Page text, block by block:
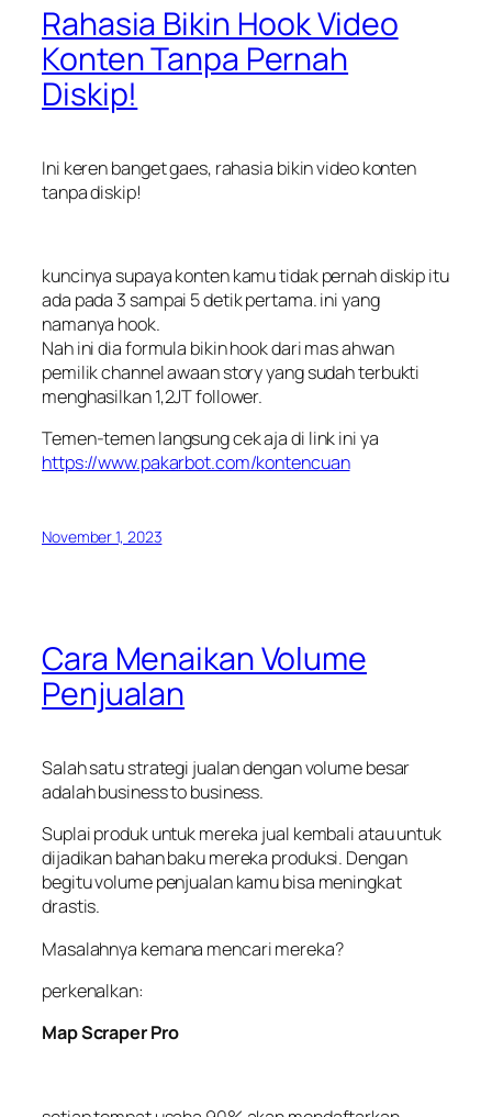
Rahasia Bikin Hook Video
Konten Tanpa Pernah
Diskip!
Ini keren banget gaes, rahasia bikin video konten
tanpa diskip!
kuncinya supaya konten kamu tidak pernah diskip itu
ada pada 3 sampai 5 detik pertama. ini yang
namanya hook.
Nah ini dia formula bikin hook dari mas ahwan
pemilik channel awaan story yang sudah terbukti
menghasilkan 1,2JT follower.
Temen-temen langsung cek aja di link ini ya
https://www.pakarbot.com/kontencuan
November 1, 2023
Cara Menaikan Volume
Penjualan
Salah satu strategi jualan dengan volume besar
adalah business to business.
Suplai produk untuk mereka juaI kembali atau untuk
dijadikan bahan baku mereka produksi. Dengan
begitu volume penjualan kamu bisa meningkat
drastis.
Masalahnya kemana mencari mereka?
perkenalkan:
Map Scraper Pro